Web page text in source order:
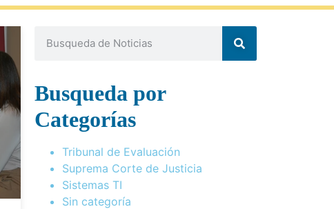
Busqueda por
Categorías
Tribunal de Evaluación
Suprema Corte de Justicia
Sistemas TI
Sin categoría